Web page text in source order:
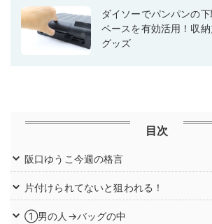
ダイソーでパンパンの
ペースを有効活用！収
グッズ
目次
阪口ゆうこ今週の格言
片付けられてないと狙われる！
①男の人→バッグの中